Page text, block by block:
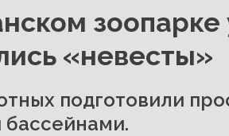
«невесты»
подготовили
бассейнами.